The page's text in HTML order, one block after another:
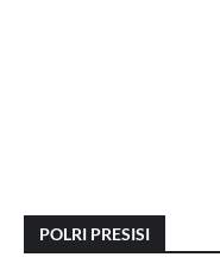
POLRI PRESISI